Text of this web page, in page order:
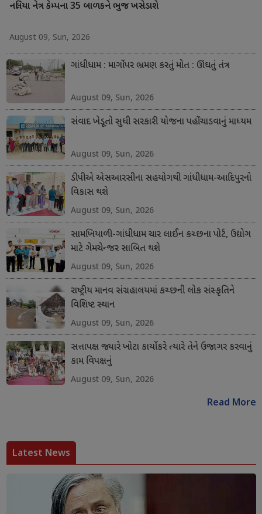
નલિયા નેત્ર કેમ્પના 35 બાળકને ભુજ ખસેડાશે
August 09, Sun, 2026
ગાંધીધામ : માર્ગો પર ભ્રમણ કરતું મોત : ઊંઘતું તંત્ર
August 09, Sun, 2026
સંવાદ ખેડૂતો સુધી સરકારી યોજના પહોંચાડવાનું માધ્યમ
August 09, Sun, 2026
ડીપીએ એસઆરસીના સહયોગથી ગાંધીધામ-આદિપુરનો
વિકાસ થશે
August 09, Sun, 2026
સામખિયાળી-ગાંધીધામ ચાર લાઈન કચ્છના પોર્ટ, ઉદ્યોગ
માટે ગેમચેન્જર સાબિત થશે
August 09, Sun, 2026
રાષ્ટ્રીય માનવ સંગ્રહાલયમાં કચ્છની લોક સંસ્કૃતિને
વિશિષ્ટ સ્થાન
August 09, Sun, 2026
સત્તાપક્ષ જ્યારે ખોટા કાર્યો કરે ત્યારે તેને ઉજાગર કરવાનું
કામ વિપક્ષનું
August 09, Sun, 2026
Read More
Latest News